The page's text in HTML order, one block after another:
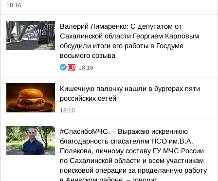
18:16
Валерий Лимаренко: С депутатом от
Сахалинской области Георгием Карловым
обсудили итоги его работы в Госдуме
восьмого созыва
18:16
Кишечную палочку нашли в бургерах пяти
российских сетей
18:10
#СпасибоМЧС. – Выражаю искреннюю
благодарность спасателям ПСО им.В.А.
Полякова, личному составу ГУ МЧС России
по Сахалинской области и всем участникам
поисковой операции за проделанную работу